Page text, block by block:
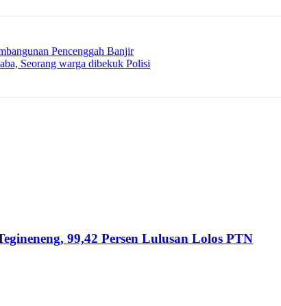
Pencenggah Banjir
Seorang warga dibekuk Polisi
99,42 Persen Lulusan Lolos PTN